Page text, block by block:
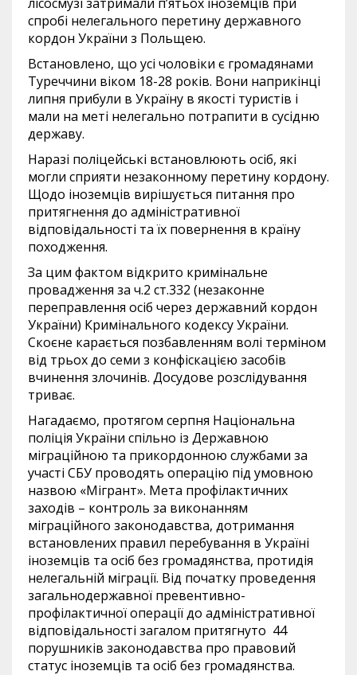
спробі нелегального перетину державного
кордон України з Польщею.
Встановлено, що усі чоловіки є громадянами
Туреччини віком 18-28 років. Вони наприкінці
липня прибули в Україну в якості туристів і
мали на меті нелегально потрапити в сусідню
державу.
Наразі поліцейські встановлюють осіб, які
могли сприяти незаконному перетину кордону.
Щодо іноземців вирішується питання про
притягнення до адміністративної
відповідальності та їх повернення в країну
походження.
За цим фактом відкрито кримінальне
провадження за ч.2 ст.332 (незаконне
переправлення осіб через державний кордон
України) Кримінального кодексу України.
Скоєне карається позбавленням волі терміном
від трьох до семи з конфіскацією засобів
вчинення злочинів. Досудове розслідування
триває.
Нагадаємо, протягом серпня Національна
поліція України спільно із Державною
міграційною та прикордонною службами за
участі СБУ проводять операцію під умовною
назвою «Мігрант». Мета профілактичних
заходів – контроль за виконанням
міграційного законодавства, дотримання
встановлених правил перебування в Україні
іноземців та осіб без громадянства, протидія
нелегальній міграції. Від початку проведення
загальнодержавної превентивно-
профілактичної операції до адміністративної
відповідальності загалом притягнуто 44
порушників законодавства про правовий
статус іноземців та осіб без громадянства.